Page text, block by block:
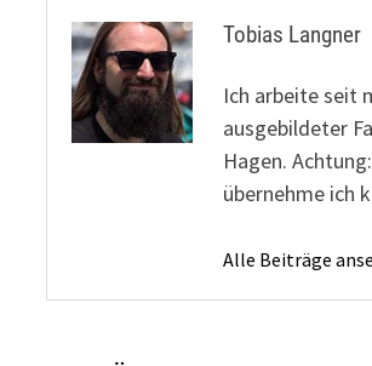
Tobias Langner
Ich arbeite seit
ausgebildeter
Hagen.
übernehme ich
Alle Beiträge